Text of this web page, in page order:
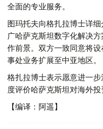
全面的专业服务。
图玛托夫向格扎拉博士详
广哈萨克斯坦数字化解决
作前景。双方一致同意将
事处业务扩展至中亚地区。
格扎拉博士表示愿意进一
度评价哈萨克斯坦对海外投
【编译：阿遥】